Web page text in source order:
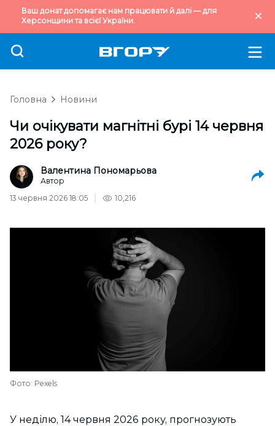
Ваш донат допомагає нам працювати й далі — для
Херсонщини та всієї України.
Головна Новини
Чи очікувати магнітні бурі 14 червня
2026 року?
Валентина Пономарьова
Автор
13 червня 2026 18:05
10,216
Фото: Pexels
У неділю, 14 червня 2026 року, прогнозують